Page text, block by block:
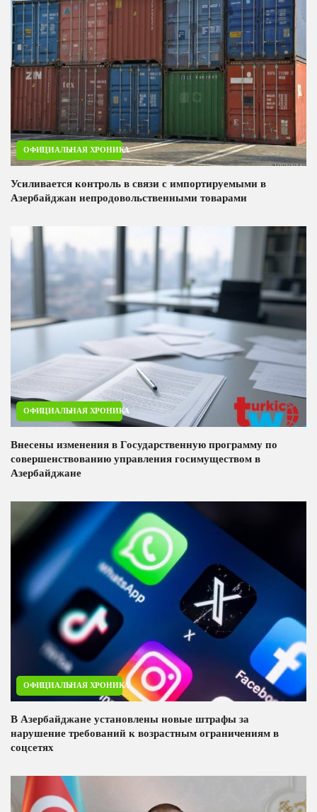
ОФИЦИАЛЬНАЯ ХРОНИКА
Усиливается контроль в связи с импортируемыми в
Азербайджан непродовольственными товарами
ОФИЦИАЛЬНАЯ ХРОНИКА
Внесены изменения в Государственную программу по
совершенствованию управления госимуществом в
Азербайджане
ОФИЦИАЛЬНАЯ ХРОНИКА
В Азербайджане установлены новые штрафы за
нарушение требований к возрастным ограничениям в
соцсетях